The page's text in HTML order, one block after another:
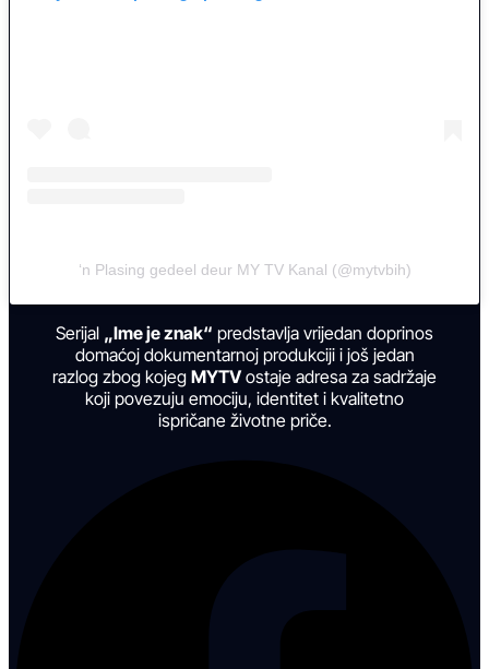
‘n Plasing gedeel deur MY TV Kanal (@mytvbih)
Serijal „Ime je znak“ predstavlja vrijedan doprinos
domaćoj dokumentarnoj produkciji i još jedan
razlog zbog kojeg MYTVostaje adresa za sadržaje
koji povezuju emociju, identitet i kvalitetno
ispričane životne priče.